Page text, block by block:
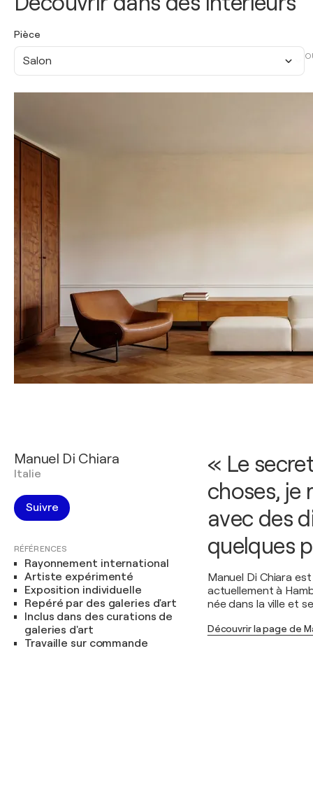
Pièce
Salon
Manuel Di Chiara
Italie
Suivre
RÉFÉRENCES
Rayonnement international
Artiste expérimenté
Exposition individuelle
Repéré par des galeries d'art
Inclus dans des curations de
galeries d'art
Travaille sur commande
« Le
choses, je
avec des
quelques
Manuel Di Chiara
actuellement à
née dans la ville et
Découvrir la page de